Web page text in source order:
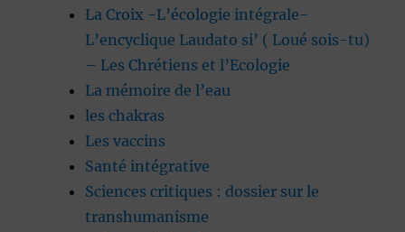
La Croix -L’écologie intégrale-
L’encyclique Laudato si’ ( Loué sois-tu)
– Les Chrétiens et l’Ecologie
La mémoire de l’eau
les chakras
Les vaccins
Santé intégrative
Sciences critiques : dossier sur le
transhumanisme